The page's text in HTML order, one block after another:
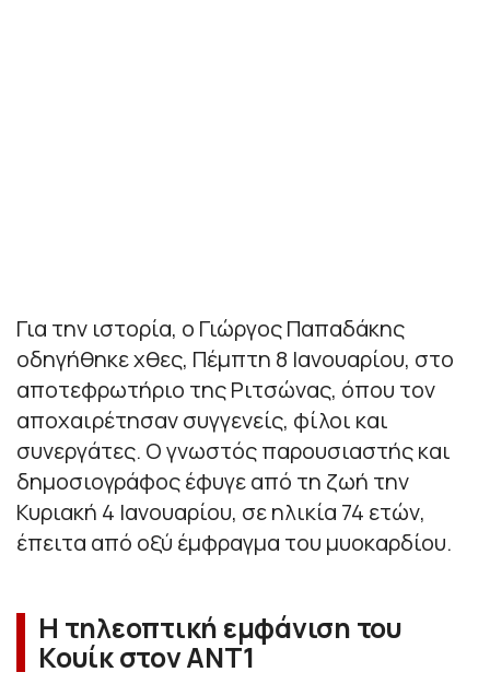
Για την ιστορία, ο Γιώργος Παπαδάκης
οδηγήθηκε χθες, Πέμπτη 8 Ιανουαρίου, στο
αποτεφρωτήριο της Ριτσώνας, όπου τον
αποχαιρέτησαν συγγενείς, φίλοι και
συνεργάτες. Ο γνωστός παρουσιαστής και
δημοσιογράφος έφυγε από τη ζωή την
Κυριακή 4 Ιανουαρίου, σε ηλικία 74 ετών,
έπειτα από οξύ έμφραγμα του μυοκαρδίου.
Η τηλεοπτική εμφάνιση του
Κουίκ στον ΑΝΤ1